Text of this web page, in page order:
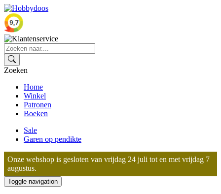
Zoeken
Home
Winkel
Patronen
Boeken
Sale
Garen op pendikte
Onze webshop is gesloten van vrijdag 24 juli tot en met vrijdag 7
augustus.
Toggle navigation